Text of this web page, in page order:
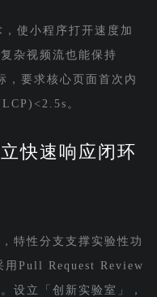
使小程序打开速度加
杂视频流也能保持
，要求核心页面首次内
。
快速响应闭环
特性分支支撑实验性功
用Pull Request Review
设立「创新实验室」，